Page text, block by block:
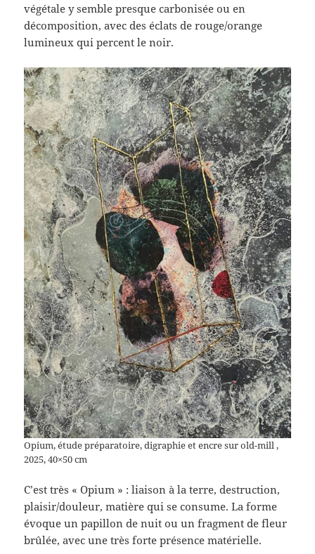
végétale y semble presque carbonisée ou en
décomposition, avec des éclats de rouge/orange
lumineux qui percent le noir.
Opium, étude préparatoire, digraphie et encre sur old-mill ,
2025, 40×50 cm
C’est très « Opium » : liaison à la terre, destruction,
plaisir/douleur, matière qui se consume. La forme
évoque un papillon de nuit ou un fragment de fleur
brûlée, avec une très forte présence matérielle.